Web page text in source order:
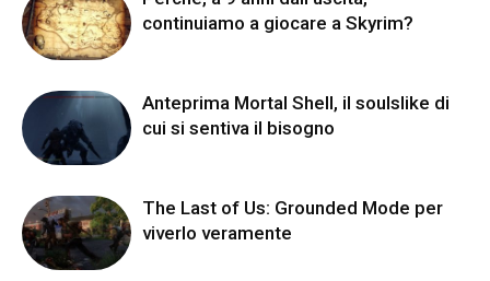
continuiamo a giocare a Skyrim?
Anteprima Mortal Shell, il soulslike di
cui si sentiva il bisogno
The Last of Us: Grounded Mode per
viverlo veramente